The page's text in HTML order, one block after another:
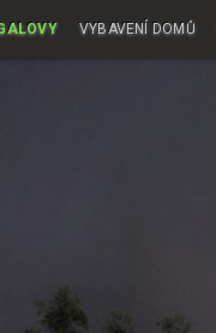
VYBAVENÍ DOMŮ